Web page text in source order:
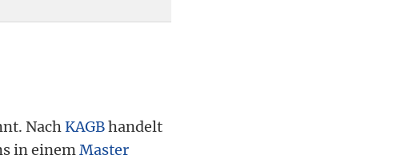
NachKAGBhandelt
in einemMaster